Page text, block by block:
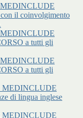
il coinvolgimento
a tutti gli
a tutti gli
MEDINCLUDE
di lingua inglese
MEDINCLUDE